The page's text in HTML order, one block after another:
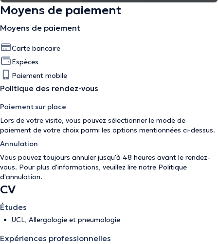
Moyens de paiement
Moyens de paiement
Carte bancaire
Espèces
Paiement mobile
Politique des rendez-vous
Paiement sur place
Lors de votre visite, vous pouvez sélectionner le mode de
paiement de votre choix parmi les options mentionnées ci-dessus.
Annulation
Vous pouvez toujours annuler jusqu'à 48 heures avant le rendez-
vous. Pour plus d'informations, veuillez lire notre Politique
d'annulation.
CV
Études
UCL, Allergologie et pneumologie
Expériences professionnelles